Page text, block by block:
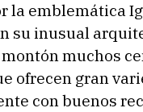
la emblemática
su inusual
muchos
ofrecen gran
con buenos